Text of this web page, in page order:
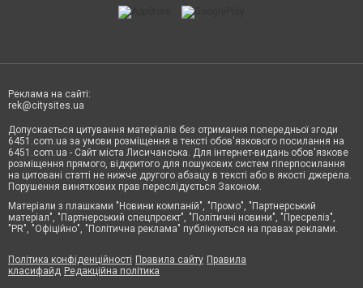
Реклама на сайті:
rek@citysites.ua
Допускається цитування матеріалів без отримання попередньої згоди
6451.com.ua за умови розміщення в тексті обов'язкового посилання на
6451.com.ua - Сайт міста Лисичанська. Для інтернет-видань обов'язкове
розміщення прямого, відкритого для пошукових систем гіперпосилання
на цитовані статті не нижче другого абзацу в тексті або в якості джерела.
Порушення виняткових прав переслідується Законом.
Матеріали з плашками "Новини компаній", "Промо", "Партнерський
матеріал", "Партнерський спецпроєкт", "Політичні новини", "Пресреліз",
"PR", "Офіційно", "Політична реклама" публікуються на правах реклами.
Політика конфіденційності Правила сайту Правила
класифайд Редакційна політика